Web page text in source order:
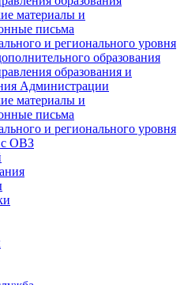
материалы и
письма
и регионального уровня
образования
образования и
Администрации
материалы и
письма
и регионального уровня
с ОВЗ